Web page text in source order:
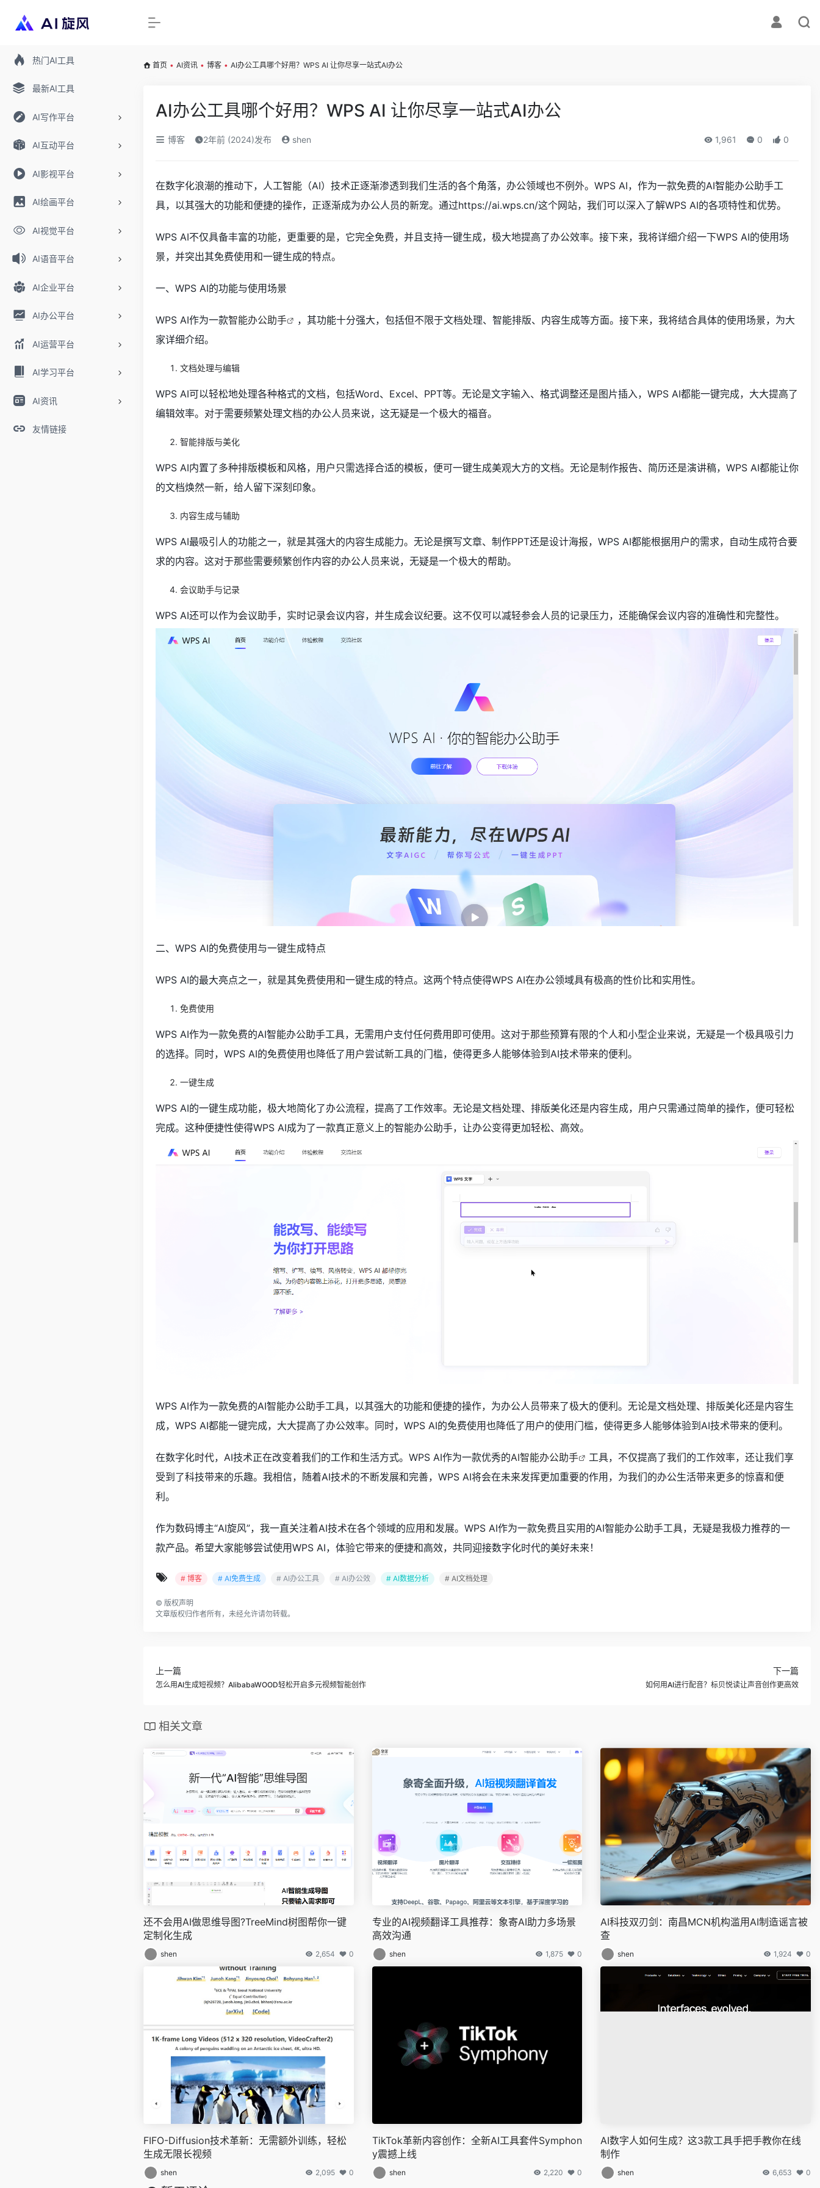
热门AI工具
最新AI工具
AI写作平台
AI互动平台
AI影视平台
AI绘画平台
AI视觉平台
AI语音平台
AI企业平台
AI办公平台
AI运营平台
AI学习平台
AI资讯
友情链接
首页 • AI资讯 • 博客 • AI办公工具哪个好用？WPS AI 让你尽享一站式AI办公
AI办公工具哪个好用？WPS AI 让你尽享一站式AI办公
博客 2年前 (2024)发布 shen 1,961 0 0
在数字化浪潮的推动下，人工智能（AI）技术正逐渐渗透到我们生活的各个角落，办公领域也不例外。WPS AI，作为一款免费的AI智能办公助手工
具，以其强大的功能和便捷的操作，正逐渐成为办公人员的新宠。通过https://ai.wps.cn/这个网站，我们可以深入了解WPS AI的各项特性和优势。
WPS AI不仅具备丰富的功能，更重要的是，它完全免费，并且支持一键生成，极大地提高了办公效率。接下来，我将详细介绍一下WPS AI的使用场
景，并突出其免费使用和一键生成的特点。
一、WPS AI的功能与使用场景
WPS AI作为一款智能办公助手
，其功能十分强大，包括但不限于文档处理、智能排版、内容生成等方面。接下来，我将结合具体的使用场景，为大
家详细介绍。
文档处理与编辑
WPS AI可以轻松地处理各种格式的文档，包括Word、Excel、PPT等。无论是文字输入、格式调整还是图片插入，WPS AI都能一键完成，大大提高了
编辑效率。对于需要频繁处理文档的办公人员来说，这无疑是一个极大的福音。
智能排版与美化
WPS AI内置了多种排版模板和风格，用户只需选择合适的模板，便可一键生成美观大方的文档。无论是制作报告、简历还是演讲稿，WPS AI都能让你
的文档焕然一新，给人留下深刻印象。
内容生成与辅助
WPS AI最吸引人的功能之一，就是其强大的内容生成能力。无论是撰写文章、制作PPT还是设计海报，WPS AI都能根据用户的需求，自动生成符合要
求的内容。这对于那些需要频繁创作内容的办公人员来说，无疑是一个极大的帮助。
会议助手与记录
WPS AI还可以作为会议助手，实时记录会议内容，并生成会议纪要。这不仅可以减轻参会人员的记录压力，还能确保会议内容的准确性和完整性。
二、WPS AI的免费使用与一键生成特点
WPS AI的最大亮点之一，就是其免费使用和一键生成的特点。这两个特点使得WPS AI在办公领域具有极高的性价比和实用性。
免费使用
WPS AI作为一款免费的AI智能办公助手工具，无需用户支付任何费用即可使用。这对于那些预算有限的个人和小型企业来说，无疑是一个极具吸引力
的选择。同时，WPS AI的免费使用也降低了用户尝试新工具的门槛，使得更多人能够体验到AI技术带来的便利。
一键生成
WPS AI的一键生成功能，极大地简化了办公流程，提高了工作效率。无论是文档处理、排版美化还是内容生成，用户只需通过简单的操作，便可轻松
完成。这种便捷性使得WPS AI成为了一款真正意义上的智能办公助手，让办公变得更加轻松、高效。
WPS AI作为一款免费的AI智能办公助手工具，以其强大的功能和便捷的操作，为办公人员带来了极大的便利。无论是文档处理、排版美化还是内容生
成，WPS AI都能一键完成，大大提高了办公效率。同时，WPS AI的免费使用也降低了用户的使用门槛，使得更多人能够体验到AI技术带来的便利。
在数字化时代，AI技术正在改变着我们的工作和生活方式。WPS AI作为一款优秀的AI智能办公助手
工具，不仅提高了我们的工作效率，还让我们享
受到了科技带来的乐趣。我相信，随着AI技术的不断发展和完善，WPS AI将会在未来发挥更加重要的作用，为我们的办公生活带来更多的惊喜和便
利。
作为数码博主“AI旋风”，我一直关注着AI技术在各个领域的应用和发展。WPS AI作为一款免费且实用的AI智能办公助手工具，无疑是我极力推荐的一
款产品。希望大家能够尝试使用WPS AI，体验它带来的便捷和高效，共同迎接数字化时代的美好未来！
# 博客 # AI免费生成 # AI办公工具 # AI办公效 # AI数据分析 # AI文档处理
© 版权声明
文章版权归作者所有，未经允许请勿转载。
上一篇
怎么用AI生成短视频？AlibabaWOOD轻松开启多元视频智能创作
下一篇
如何用AI进行配音？标贝悦读让声音创作更高效
相关文章
还不会用AI做思维导图?TreeMind树图帮你一键
定制化生成
shen 2,654 0
专业的AI视频翻译工具推荐：象寄AI助力多场景
高效沟通
shen 1,875 0
AI科技双刃剑：南昌MCN机构滥用AI制造谣言被
查
shen 1,924 0
FIFO-Diffusion技术革新：无需额外训练，轻松
生成无限长视频
shen 2,095 0
TikTok革新内容创作：全新AI工具套件Symphon
y震撼上线
shen 2,220 0
AI数字人如何生成？这3款工具手把手教你在线
制作
shen 6,653 0